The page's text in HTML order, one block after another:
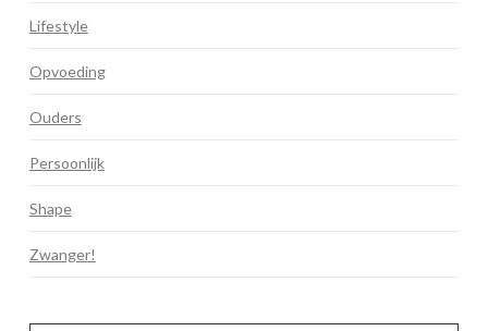
Lifestyle
Opvoeding
Ouders
Persoonlijk
Shape
Zwanger!